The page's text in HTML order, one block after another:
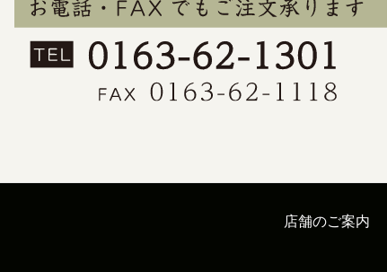
店舗のご案内